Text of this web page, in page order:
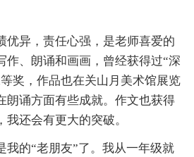
优异，责任心强，是老师喜爱的
作、朗诵和画画，曾经获得过“深
奖，作品也在关山月美术馆展览
朗诵方面有些成就。作文也获得
还会有更大的突破。
我的“老朋友”了。我从一年级就